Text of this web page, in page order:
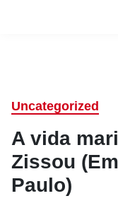
Uncategorized
A vida
Zissou
Paulo)